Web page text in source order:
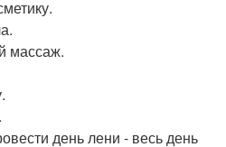
массаж.
день лени - весь день